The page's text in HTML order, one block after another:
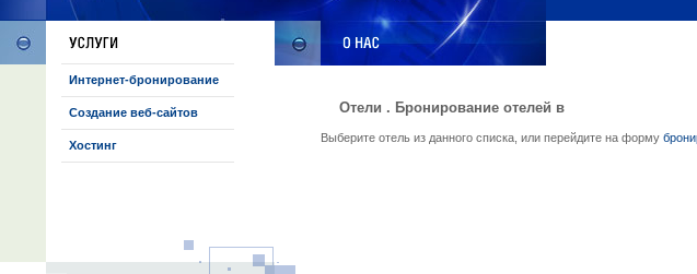
Интернет-бронирование
Создание веб-сайтов
Хостинг
Отели . Бронирование отелей в
Выберите отель из данного списка, или перейдите на форму